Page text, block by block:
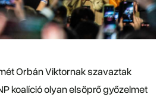
Orbán Viktornak szavaztak
koalíció olyan elsöprő győzelmet